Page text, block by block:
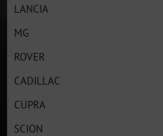
LANCIA
MG
ROVER
CADILLAC
CUPRA
SCION